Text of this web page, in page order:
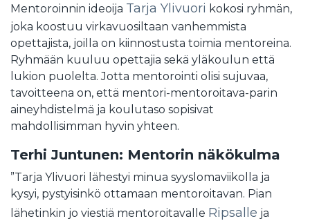
Mentoroinnin ideoija Tarja Ylivuori kokosi ryhmän,
joka koostuu virkavuosiltaan vanhemmista
opettajista, joilla on kiinnostusta toimia mentoreina.
Ryhmään kuuluu opettajia sekä yläkoulun että
lukion puolelta. Jotta mentorointi olisi sujuvaa,
tavoitteena on, että mentori-mentoroitava-parin
aineyhdistelmä ja koulutaso sopisivat
mahdollisimman hyvin yhteen.
Terhi Juntunen: Mentorin näkökulma
”Tarja Ylivuori lähestyi minua syyslomaviikolla ja
kysyi, pystyisinkö ottamaan mentoroitavan. Pian
lähetinkin jo viestiä mentoroitavalle Ripsalle ja